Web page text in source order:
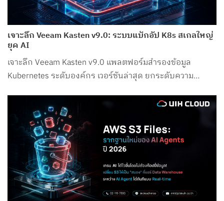
เจาะลึก Veeam Kasten v9.0: ระบบแบ็กอัป K8s สเกลใหญ่
ยุค AI
เจาะลึก Veeam Kasten v9.0 แพลตฟอร์มสำรองข้อมูล
Kubernetes ระดับองค์กร เวอร์ชันล่าสุด ยกระดับความ